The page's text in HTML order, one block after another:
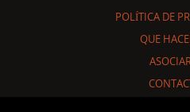
POLÍTICA DE
QUE